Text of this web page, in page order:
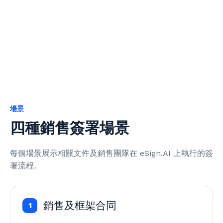
場景
四種銷售簽署場景
每個場景展示相關文件及銷售團隊在 eSign.AI 上執行的簽
署流程。
1 銷售及框架合同